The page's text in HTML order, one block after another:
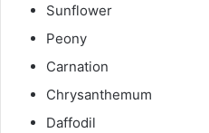
Sunflower
Peony
Carnation
Chrysanthemum
Daffodil